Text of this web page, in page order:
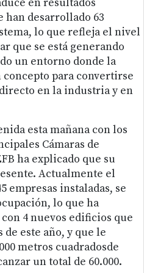
en resultados
han desarrollado 63
lo que refleja el nivel
que se está generando
un entorno donde la
para convertirse
en la industria y en
esta mañana con los
Cámaras de
ha explicado que su
Actualmente el
empresas instaladas, se
lo que ha
4 nuevos edificios que
este año, y que le
metros cuadradosde
un total de 60.000.